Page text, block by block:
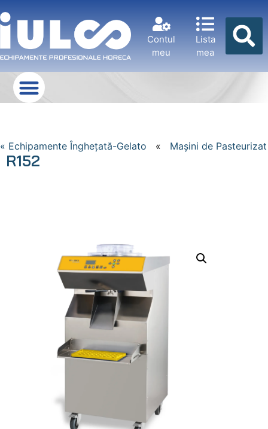
Contul
meu
Lista
mea
« Echipamente Îngheţată-Gelato « Maşini de Pasteurizat
R152